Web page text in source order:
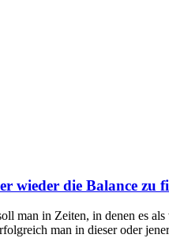
wieder die Balance zu
man in Zeiten, in denen es
man in dieser oder